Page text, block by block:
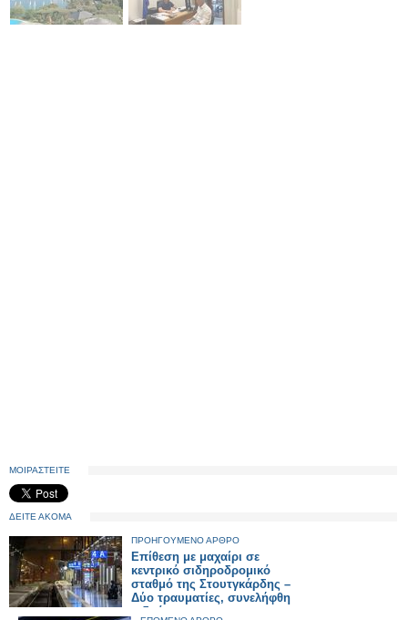
ΜΟΙΡΑΣΤΕΙΤΕ
ΔΕΙΤΕ ΑΚΟΜΑ
ΠΡΟΗΓΟΥΜΕΝΟ ΑΡΘΡΟ
Επίθεση με μαχαίρι σε
κεντρικό σιδηροδρομικό
σταθμό της Στουτγκάρδης –
Δύο τραυματίες, συνελήφθη
ο δράστης